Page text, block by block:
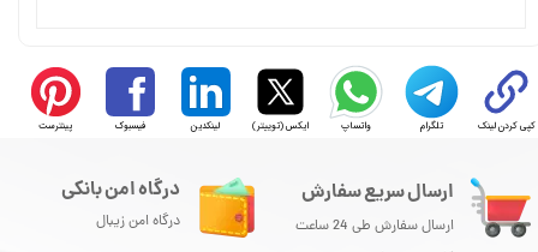
کپی کردن لینک تلگرام واتساپ ایکس (توییتر) لینکدین فیسبوک پینترست
ارسال سریع سفارش
ارسال سفارش طی 24 ساعت
درگاه امن بانکی
درگاه امن زیبال